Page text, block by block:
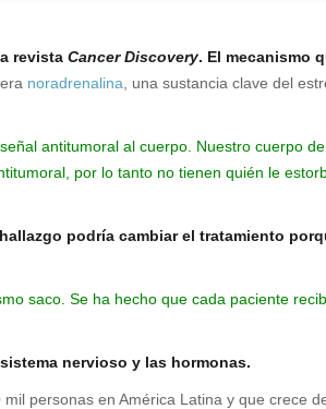
revista Cancer Discovery. El mecanismo
noradrenalina , una sustancia clave del
antitumoral al cuerpo. Nuestro cuerpo
por lo tanto no tienen quién le
podría cambiar el tratamiento
saco. Se ha hecho que cada paciente
nervioso y las hormonas.
personas en América Latina y que crece